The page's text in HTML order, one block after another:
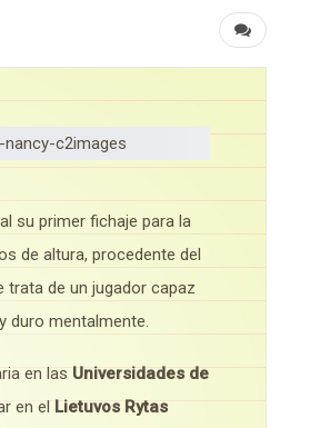
su primer fichaje para la
de altura, procedente del
trata de un jugador capaz
duro mentalmente.
en las Universidades de
en el Lietuvos Rytas